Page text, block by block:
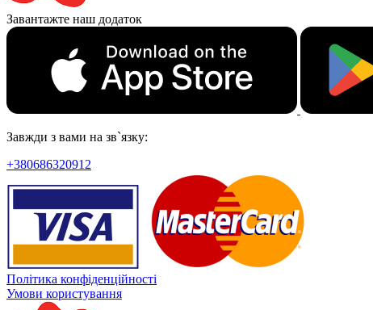
Завантажте наш додаток
Завжди з вами на зв`язку:
+380686320912
Політика конфіденційності
Умови користування